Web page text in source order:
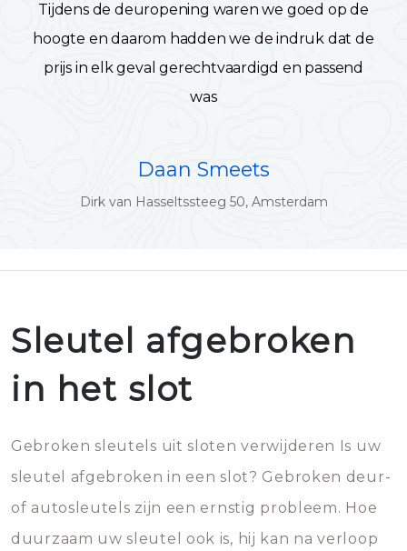
Tijdens de deuropening waren we goed op de
hoogte en daarom hadden we de indruk dat de
prijs in elk geval gerechtvaardigd en passend
was
Daan Smeets
Dirk van Hasseltssteeg 50, Amsterdam
Sleutel afgebroken
in het slot
Gebroken sleutels uit sloten verwijderen Is uw
sleutel afgebroken in een slot? Gebroken deur-
of autosleutels zijn een ernstig probleem. Hoe
duurzaam uw sleutel ook is, hij kan na verloop